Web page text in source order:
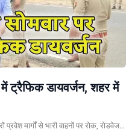
ट्रैफिक डायवर्जन, शहर में
प्रवेश मार्गों से भारी वाहनों पर रोक, रोडवेज…